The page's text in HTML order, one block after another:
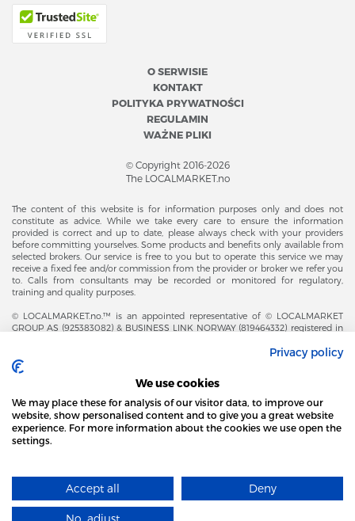
O SERWISIE
KONTAKT
POLITYKA PRYWATNOŚCI
REGULAMIN
WAŻNE PLIKI
© Copyright 2016-2026
The LOCALMARKET.no
The content of this website is for information purposes only and does not
constitute as advice. While we take every care to ensure the information
provided is correct and up to date, please always check with your providers
before committing yourselves. Some products and benefits only available from
selected brokers. Our service is free to you but to operate this service we may
receive a fixed fee and/or commission from the provider or broker we refer you
to. Calls from consultants may be recorded or monitored for regulatory,
training and quality purposes.
© LOCALMARKET.no.™ is an appointed representative of © LOCALMARKET
GROUP AS (925383082) & BUSINESS LINK NORWAY (819464332) registered in
Brønnøysundregistrene. Financial & Insurance Services and Markets Authority,
and subject to limited regulation by the Financial Conduct Authority. Head
Office Adresse: Karenslyst Alle 4, 0278 Oslo – Skøyen. Post Adresse: Postboks
358, 0213 Oslo, Norway. Email Contact: post@localmarket.no. Office Contact: +
47 23 89 88 63 © Copyright 2016-2026 The LOCALMARKET GROUP ™.
DODATKOWO OD ZESPOŁU LOCALMARKET |
Designed and Developed by
STRONA LOCAL MARKET WYKORZYSTUJE PLIKI
DOWIEDZ SIĘ WIĘCEJ
Privacy policy
We use cookies
We may place these for analysis of our visitor data, to improve our
website, show personalised content and to give you a great website
experience. For more information about the cookies we use open the
settings.
Accept all Deny
No, adjust